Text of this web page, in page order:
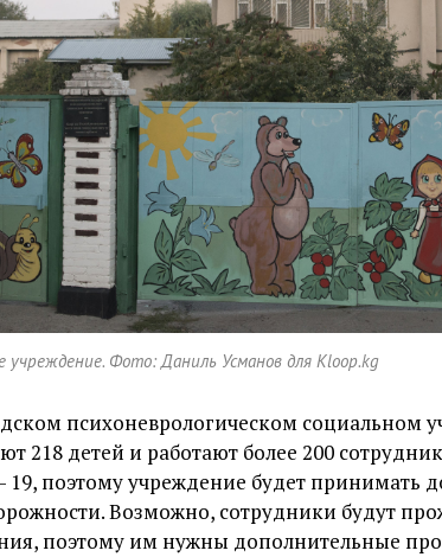
учреждение. Фото: Даниль Усманов для Kloop.kg
психоневрологическом социальном
218 детей и работают более 200
19, поэтому учреждение будет принимать
Возможно, сотрудники будут
поэтому им нужны дополнительные